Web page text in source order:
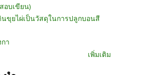
อบเขียน)
ขุยไผ่เป็นวัสดุในการปลูกบอนสี
า
เพิ่มเติม